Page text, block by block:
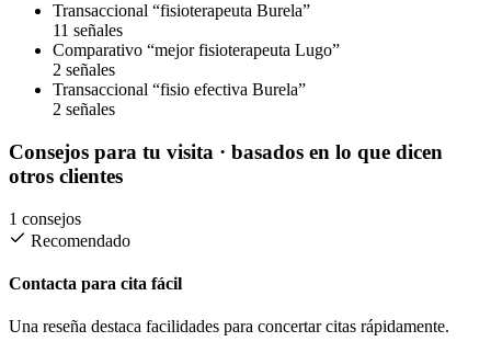
Transaccional “fisioterapeuta Burela”
11 señales
Comparativo “mejor fisioterapeuta Lugo”
2 señales
Transaccional “fisio efectiva Burela”
2 señales
Consejos para tu visita · basados en lo que dicen
otros clientes
1 consejos
Recomendado
Contacta para cita fácil
Una reseña destaca facilidades para concertar citas rápidamente.